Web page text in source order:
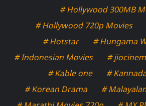
# Hollywood 300MB
# Hollywood 720p Movies
# Hotstar
# Hungama
# Indonesian Movies
#
# Kable one
#
# Korean Drama
#